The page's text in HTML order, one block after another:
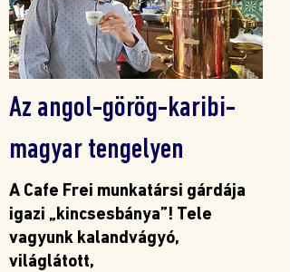
Az angol-görög-karibi-
magyar tengelyen
A Cafe Frei munkatársi gárdája
igazi „kincsesbánya”! Tele
vagyunk kalandvágyó,
világlátott,